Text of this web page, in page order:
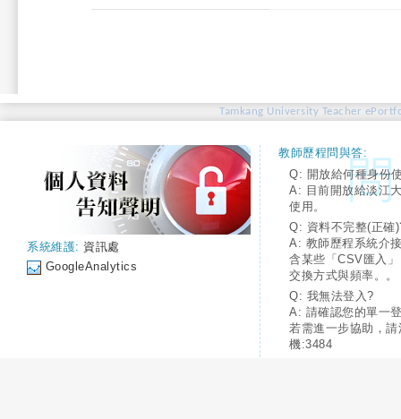
Tamkang University Teacher
系統維護: 資訊處
GoogleAnalytics
教師歷程問與答:
Q: 開放給何種身份
A: 目前開放給淡江
使用。
Q: 資料不完整(正確
A: 教師歷程系統介
含某些「CSV匯入
交換方式與頻率。。
Q: 我無法登入?
A: 請確認您的單一
若需進一步協助，
機:3484